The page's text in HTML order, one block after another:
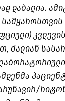
დაბალია.
ძალიან